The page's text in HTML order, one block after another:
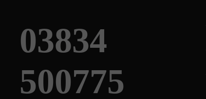
03834
500775